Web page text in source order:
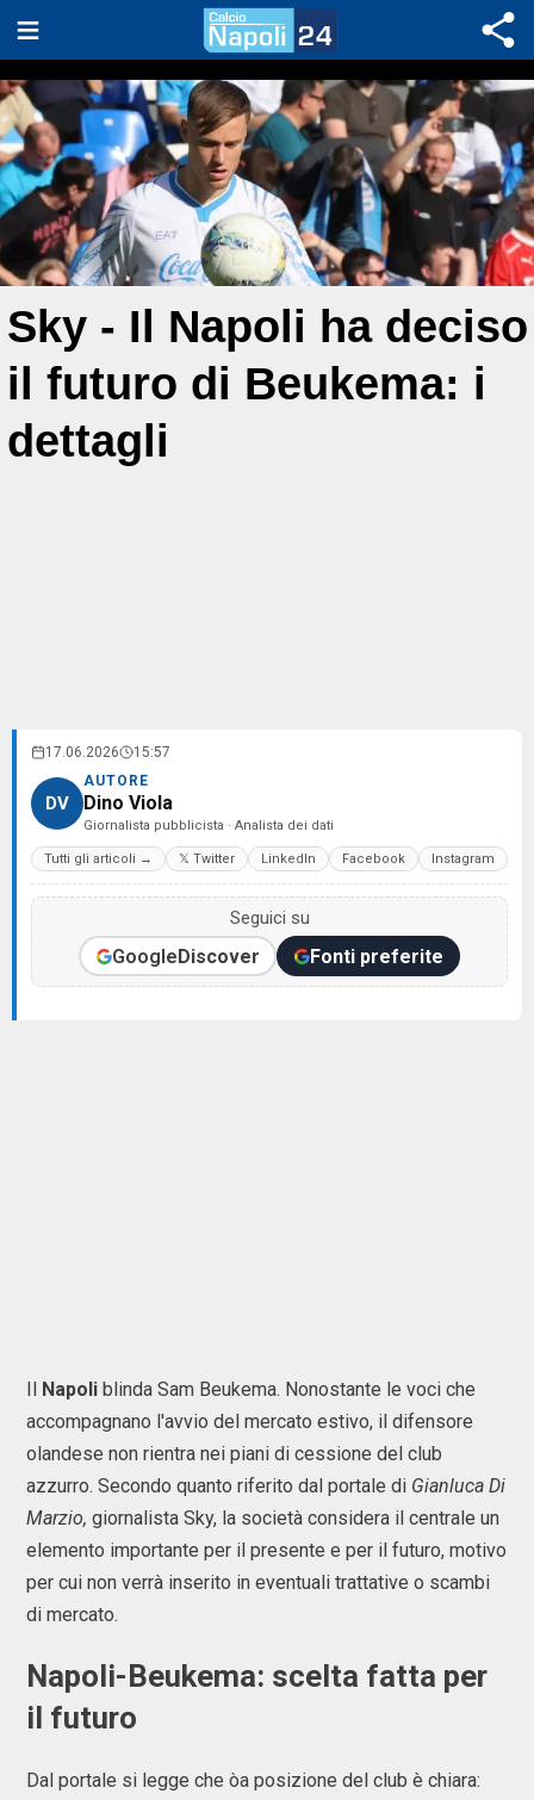
Sky - Il Napoli ha deciso
il futuro di Beukema: i
dettagli
17.06.2026 15:57
DV
AUTORE
Dino Viola
Giornalista pubblicista · Analista dei dati
Tutti gli articoli → 𝕏 Twitter LinkedIn Facebook Instagram
Seguici su
GoogleDiscover Fonti preferite
Il Napoli blinda Sam Beukema. Nonostante le voci che
accompagnano l'avvio del mercato estivo, il difensore
olandese non rientra nei piani di cessione del club
azzurro. Secondo quanto riferito dal portale di Gianluca Di
Marzio, giornalista Sky, la società considera il centrale un
elemento importante per il presente e per il futuro, motivo
per cui non verrà inserito in eventuali trattative o scambi
di mercato.
Napoli-Beukema: scelta fatta per
il futuro
Dal portale si legge che òa posizione del club è chiara: